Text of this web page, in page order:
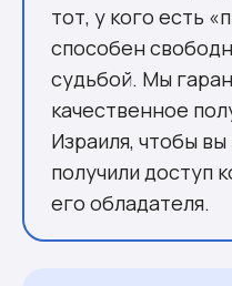
тот, у кого есть
способен
судьбой. Мы
качественное
Израиля, чтобы
получили доступ
его обладателя.